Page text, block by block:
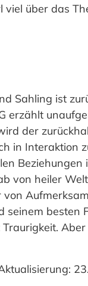
über das
Sahling ist
erzählt
der
in Interaktion
Beziehungen
von heiler
besten